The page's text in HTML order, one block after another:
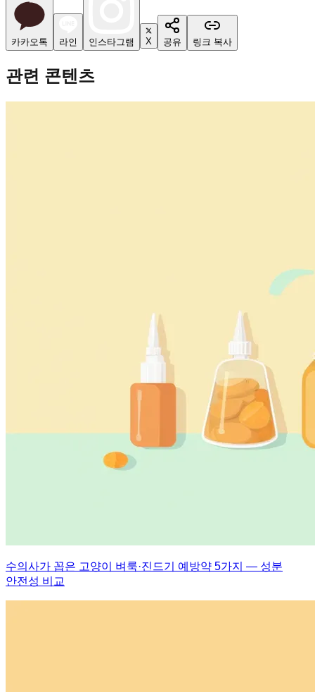
카카오톡 라인 인스타그램 X 공유 링크 복사
관련 콘텐츠
수의사가 꼽은 고양이 벼룩·진드기 예방약 5가지 — 성분
안전성 비교